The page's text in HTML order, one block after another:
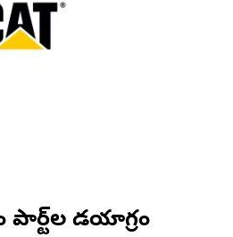
పార్ట్‌ల డయాగ్రం